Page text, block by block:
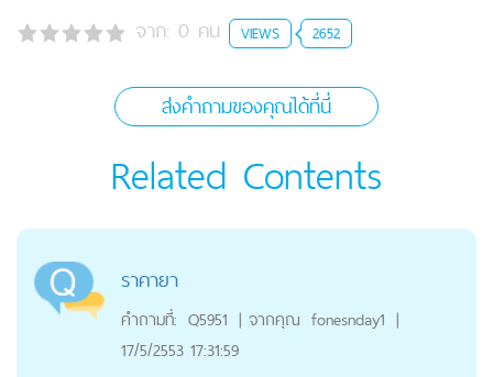
จาก: 0 คน VIEWS 2652
ส่งคำถามของคุณได้ที่นี่
Related Contents
ราคายา
คำถามที่: Q5951 | จากคุณ fonesnday1 |
17/5/2553 17:31:59